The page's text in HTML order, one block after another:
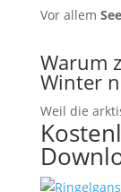
Vor allem
Warum
Winter
Weil die